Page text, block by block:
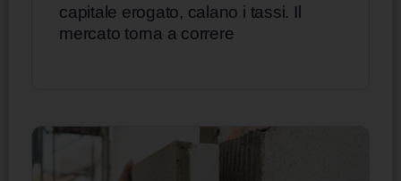
capitale erogato, calano i tassi. Il
mercato torna a correre